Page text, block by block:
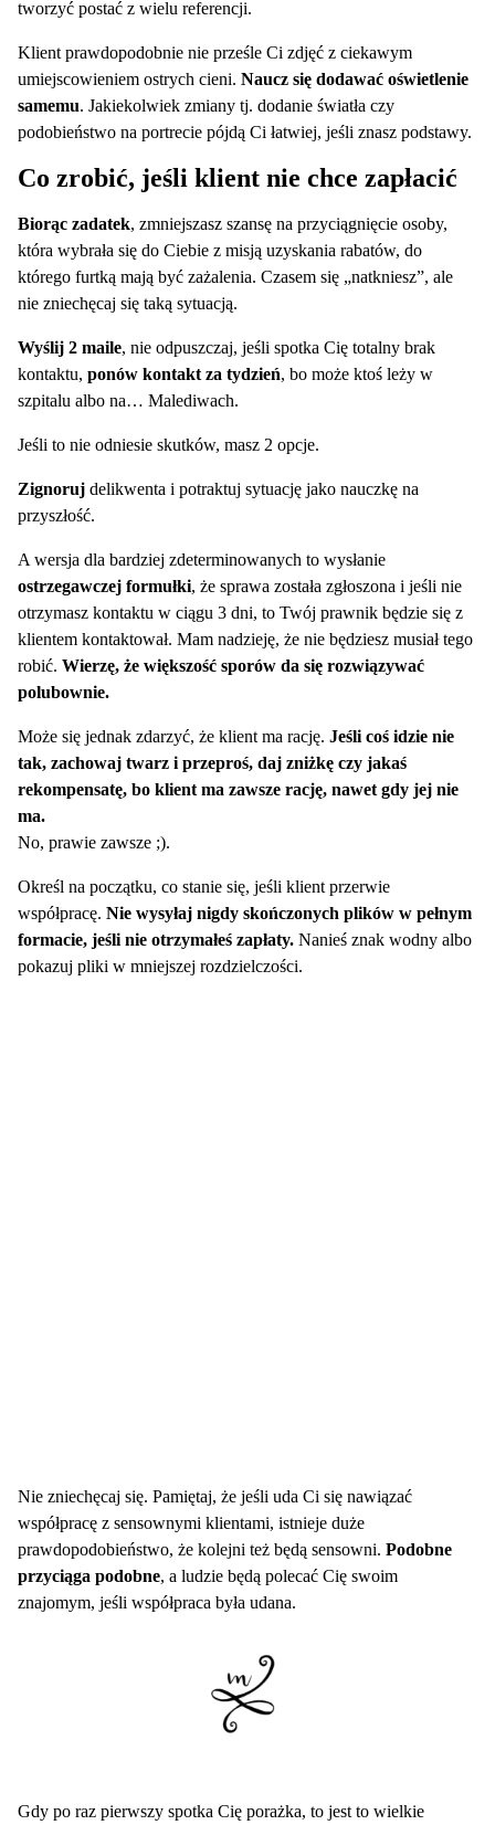
tworzyć postać z wielu referencji.
Klient prawdopodobnie nie prześle Ci zdjęć z ciekawym
umiejscowieniem ostrych cieni. Naucz się dodawać oświetlenie
samemu. Jakiekolwiek zmiany tj. dodanie światła czy
podobieństwo na portrecie pójdą Ci łatwiej, jeśli znasz podstawy.
Co zrobić, jeśli klient nie chce zapłacić
Biorąc zadatek, zmniejszasz szansę na przyciągnięcie osoby,
która wybrała się do Ciebie z misją uzyskania rabatów, do
którego furtką mają być zażalenia. Czasem się „natkniesz”, ale
nie zniechęcaj się taką sytuacją.
Wyślij 2 maile, nie odpuszczaj, jeśli spotka Cię totalny brak
kontaktu, ponów kontakt za tydzień, bo może ktoś leży w
szpitalu albo na… Malediwach.
Jeśli to nie odniesie skutków, masz 2 opcje.
Zignoruj delikwenta i potraktuj sytuację jako nauczkę na
przyszłość.
A wersja dla bardziej zdeterminowanych to wysłanie
ostrzegawczej formułki, że sprawa została zgłoszona i jeśli nie
otrzymasz kontaktu w ciągu 3 dni, to Twój prawnik będzie się z
klientem kontaktował. Mam nadzieję, że nie będziesz musiał tego
robić. Wierzę, że większość sporów da się rozwiązywać
polubownie.
Może się jednak zdarzyć, że klient ma rację. Jeśli coś idzie nie
tak, zachowaj twarz i przeproś, daj zniżkę czy jakaś
rekompensatę, bo klient ma zawsze rację, nawet gdy jej nie
ma.
No, prawie zawsze ;).
Określ na początku, co stanie się, jeśli klient przerwie
współpracę. Nie wysyłaj nigdy skończonych plików w pełnym
formacie, jeśli nie otrzymałeś zapłaty. Nanieś znak wodny albo
pokazuj pliki w mniejszej rozdzielczości.
Nie zniechęcaj się. Pamiętaj, że jeśli uda Ci się nawiązać
współpracę z sensownymi klientami, istnieje duże
prawdopodobieństwo, że kolejni też będą sensowni. Podobne
przyciąga podobne, a ludzie będą polecać Cię swoim
znajomym, jeśli współpraca była udana.
Gdy po raz pierwszy spotka Cię porażka, to jest to wielkie